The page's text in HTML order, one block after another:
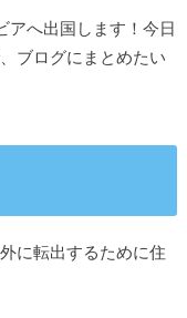
アへ出国します！今日
ブログにまとめたい
に転出するために住